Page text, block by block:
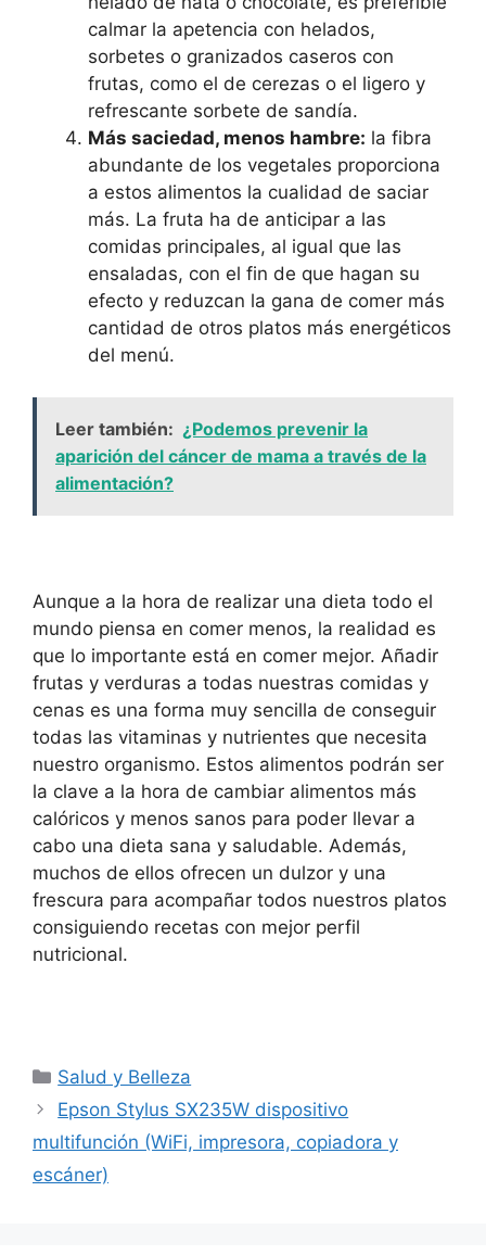
calmar la apetencia con helados,
sorbetes o granizados caseros con
frutas, como el de cerezas o el ligero y
refrescante sorbete de sandía.
Más saciedad, menos hambre: la fibra
abundante de los vegetales proporciona
a estos alimentos la cualidad de saciar
más. La fruta ha de anticipar a las
comidas principales, al igual que las
ensaladas, con el fin de que hagan su
efecto y reduzcan la gana de comer más
cantidad de otros platos más energéticos
del menú.
Leer también: ¿Podemos prevenir la
aparición del cáncer de mama a través de la
alimentación?
Aunque a la hora de realizar una dieta todo el
mundo piensa en comer menos, la realidad es
que lo importante está en comer mejor. Añadir
frutas y verduras a todas nuestras comidas y
cenas es una forma muy sencilla de conseguir
todas las vitaminas y nutrientes que necesita
nuestro organismo. Estos alimentos podrán ser
la clave a la hora de cambiar alimentos más
calóricos y menos sanos para poder llevar a
cabo una dieta sana y saludable. Además,
muchos de ellos ofrecen un dulzor y una
frescura para acompañar todos nuestros platos
consiguiendo recetas con mejor perfil
nutricional.
Categorías
Salud y Belleza
Epson Stylus SX235W dispositivo
multifunción (WiFi, impresora, copiadora y
escáner)